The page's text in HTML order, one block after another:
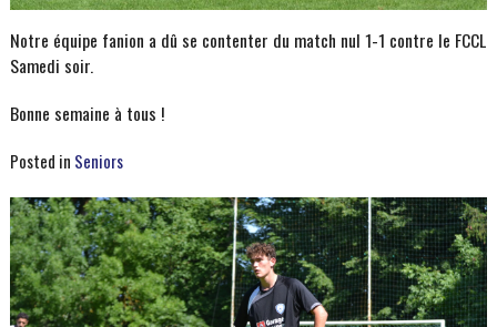
Notre équipe fanion a dû se contenter du match nul 1-1 contre le FCCL
Samedi soir.
Bonne semaine à tous !
Posted in Seniors